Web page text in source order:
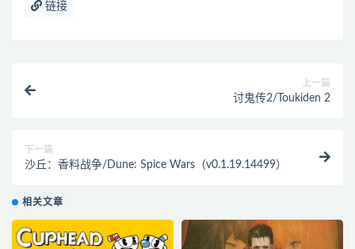
链接
上一篇
讨鬼传2/Toukiden 2
下一篇
沙丘：香料战争/Dune: Spice Wars（v0.1.19.14499）
相关文章